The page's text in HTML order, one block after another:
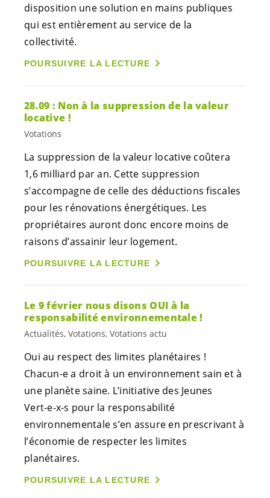
disposition une solution en mains publiques
qui est entièrement au service de la
collectivité.
POURSUIVRE LA LECTURE
28.09 : Non à la suppression de la valeur
locative !
Votations
La suppression de la valeur locative coûtera
1,6 milliard par an. Cette suppression
s’accompagne de celle des déductions fiscales
pour les rénovations énergétiques. Les
propriétaires auront donc encore moins de
raisons d’assainir leur logement.
POURSUIVRE LA LECTURE
Le 9 février nous disons OUI à la
responsabilité environnementale !
Actualités, Votations, Votations actu
Oui au respect des limites planétaires !
Chacun-ea droit à un environnement sain et à
une planète saine. L’initiative des Jeunes
Vert-e-x-s pour la responsabilité
environnementale s’en assure en prescrivant à
l’économie de respecter les limites
planétaires.
POURSUIVRE LA LECTURE